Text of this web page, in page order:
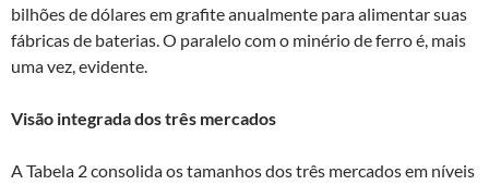
bilhões de dólares em grafite anualmente para alimentar suas
fábricas de baterias. O paralelo com o minério de ferro é, mais
uma vez, evidente.
Visão integrada dos três mercados
A Tabela 2 consolida os tamanhos dos três mercados em níveis